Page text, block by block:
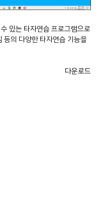
있는 타자연습 프로그램으로
등의 다양한 타자연습 기능을
다운로드